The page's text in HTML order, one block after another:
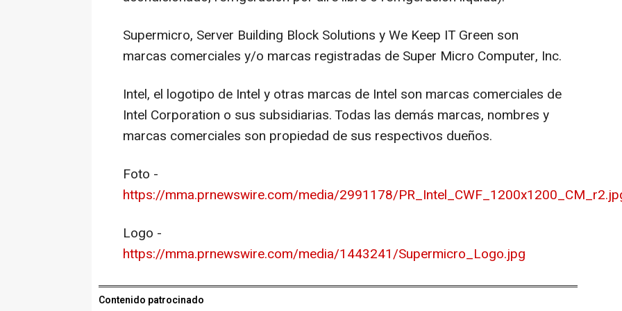
Supermicro, Server Building Block Solutions y We Keep IT Green son
marcas comerciales y/o marcas registradas de Super Micro Computer, Inc.
Intel, el logotipo de Intel y otras marcas de Intel son marcas comerciales de
Intel Corporation o sus subsidiarias. Todas las demás marcas, nombres y
marcas comerciales son propiedad de sus respectivos dueños.
Foto -
https://mma.prnewswire.com/media/2991178/
Logo -
https://mma.prnewswire.com/media/1443241/Supermicro_Logo.jpg
Contenido patrocinado